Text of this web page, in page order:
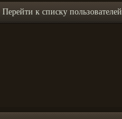
Перейти к списку пользователей